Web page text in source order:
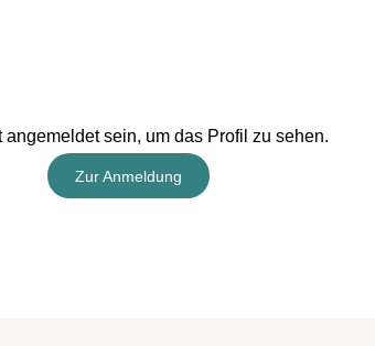
angemeldet sein, um das Profil zu sehen.
Zur Anmeldung